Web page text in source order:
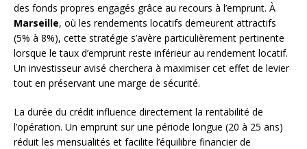
des fonds propres engagés grâce au recours à l’emprunt. À
Marseille, où les rendements locatifs demeurent attractifs
(5% à 8%), cette stratégie s’avère particulièrement pertinente
lorsque le taux d’emprunt reste inférieur au rendement locatif.
Un investisseur avisé cherchera à maximiser cet effet de levier
tout en préservant une marge de sécurité.
La durée du crédit influence directement la rentabilité de
l’opération. Un emprunt sur une période longue (20 à 25 ans)
réduit les mensualités et facilite l’équilibre financier de